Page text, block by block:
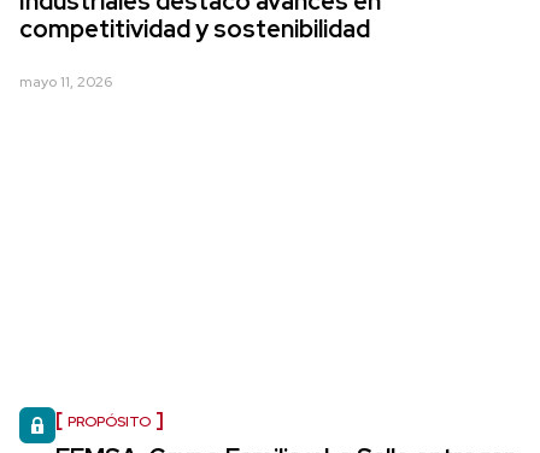
competitividad y sostenibilidad
mayo 11, 2026
PROPÓSITO